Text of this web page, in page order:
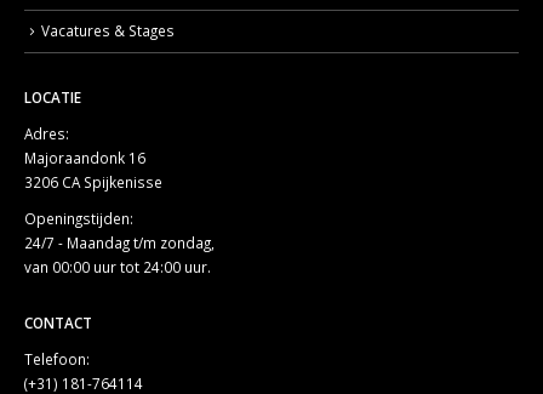
Vacatures & Stages
LOCATIE
Adres:
Majoraandonk 16
3206 CA Spijkenisse
Openingstijden:
24/7 - Maandag t/m zondag,
van 00:00 uur tot 24:00 uur.
CONTACT
Telefoon:
(+31) 181-764114